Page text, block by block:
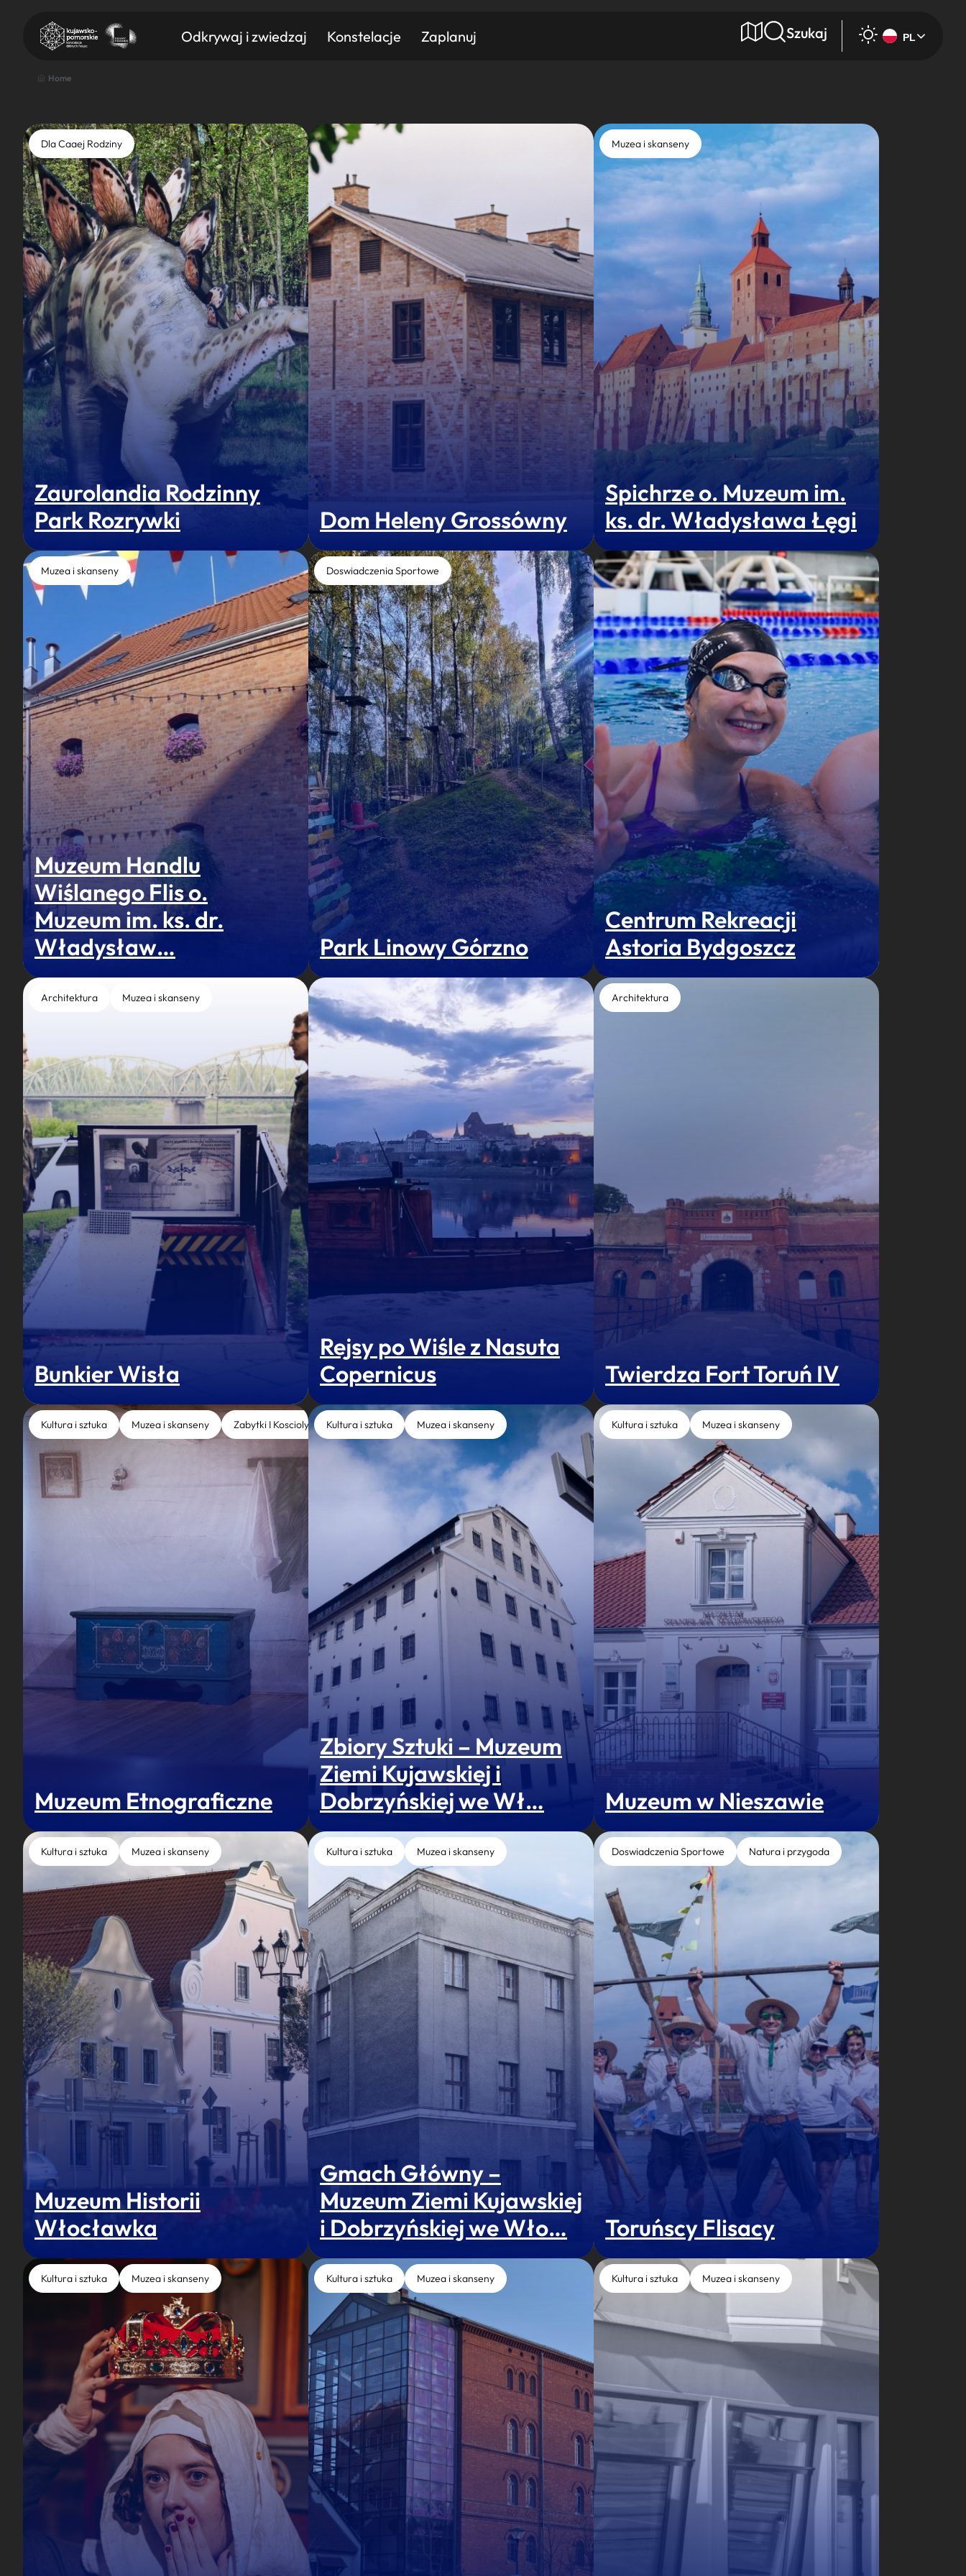
Odkrywaj i zwiedzaj Konstelacje Zaplanuj Szukaj PL
Znajdź atrakcję
Nazwa atrakcji Miasto
Home
Dla Caaej Rodziny
Zaurolandia Rodzinny
Park Rozrywki
Dom Heleny Grossówny
Muzea i skanseny
Spichrze o. Muzeum im.
ks. dr. Władysława Łęgi
Muzea i skanseny
Muzeum Handlu
Wiślanego Flis o.
Muzeum im. ks. dr.
Władysław…
Doswiadczenia Sportowe
Park Linowy Górzno
Centrum Rekreacji
Astoria Bydgoszcz
Architektura Muzea i skanseny
Bunkier Wisła
Rejsy po Wiśle z Nasuta
Copernicus
Architektura
Twierdza Fort Toruń IV
Kultura i sztuka Muzea i skanseny Zabytki I Koscioly
Muzeum Etnograficzne
Kultura i sztuka Muzea i skanseny
Zbiory Sztuki – Muzeum
Ziemi Kujawskiej i
Dobrzyńskiej we Wł…
Kultura i sztuka Muzea i skanseny
Muzeum w Nieszawie
Kultura i sztuka Muzea i skanseny
Muzeum Historii
Włocławka
Kultura i sztuka Muzea i skanseny
Gmach Główny –
Muzeum Ziemi Kujawskiej
i Dobrzyńskiej we Wło…
Doswiadczenia Sportowe Natura i przygoda
Toruńscy Flisacy
Kultura i sztuka Muzea i skanseny Kultura i sztuka Muzea i skanseny Kultura i sztuka Muzea i skanseny